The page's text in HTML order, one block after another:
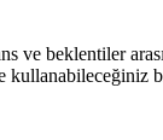
ve beklentiler
kullanabileceğiniz